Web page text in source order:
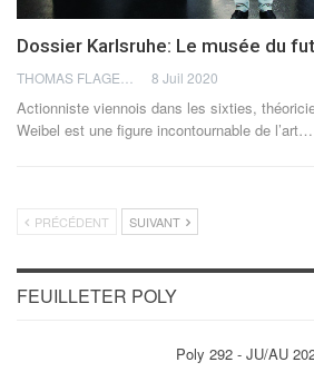
Dossier Karlsruhe: Le musée du
8 Juil 2020
Actionniste viennois dans les sixties,
Weibel est une figure incontournable de l’art…
PRÉCÉDENT SUIVANT
FEUILLETER POLY
Poly 292 - JU/AU